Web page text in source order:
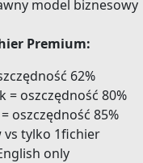
model biznesowy
Premium:
62%
= oszczędność 80%
oszczędność 85%
vs tylko 1fichier
only